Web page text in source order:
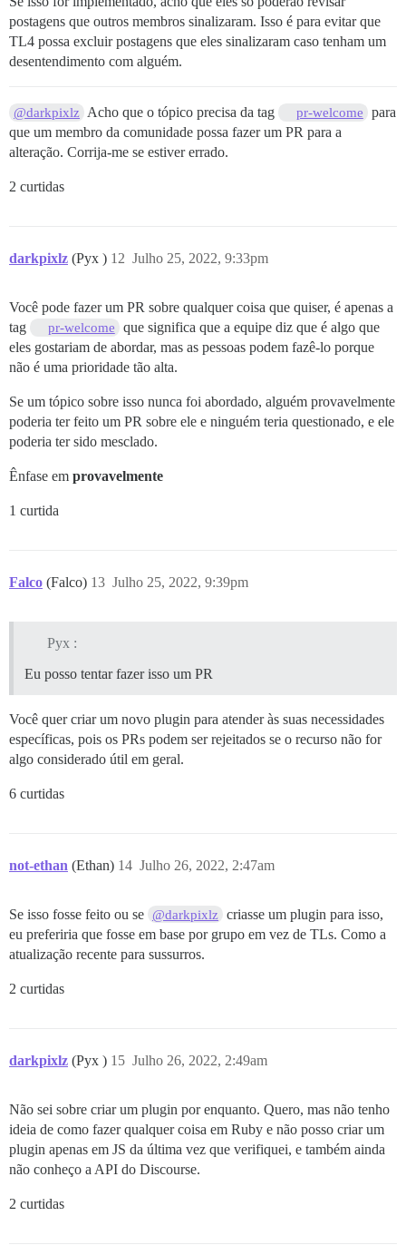
postagens que outros membros sinalizaram. Isso é para evitar que
TL4 possa excluir postagens que eles sinalizaram caso tenham um
desentendimento com alguém.
@darkpixlz Acho que o tópico precisa da tag pr-welcome
para
que um membro da comunidade possa fazer um PR para a
alteração. Corrija-me se estiver errado.
2 curtidas
darkpixlz (Pyx ) Julho 25, 2022, 9:33pm
12
Você pode fazer um PR sobre qualquer coisa que quiser, é apenas a
tag
pr-welcome
que significa que a equipe diz que é algo que
eles gostariam de abordar, mas as pessoas podem fazê-lo porque
não é uma prioridade tão alta.
Se um tópico sobre isso nunca foi abordado, alguém provavelmente
poderia ter feito um PR sobre ele e ninguém teria questionado, e ele
poderia ter sido mesclado.
Ênfase em provavelmente
1 curtida
Falco (Falco) Julho 25, 2022, 9:39pm
13
Pyx :
Eu posso tentar fazer isso um PR
Você quer criar um novo plugin para atender às suas necessidades
específicas, pois os PRs podem ser rejeitados se o recurso não for
algo considerado útil em geral.
6 curtidas
not-ethan (Ethan) Julho 26, 2022, 2:47am
14
Se isso fosse feito ou se @darkpixlz criasse um plugin para isso,
eu preferiria que fosse em base por grupo em vez de TLs. Como a
atualização recente para sussurros.
2 curtidas
darkpixlz (Pyx ) Julho 26, 2022, 2:49am
15
Não sei sobre criar um plugin por enquanto. Quero, mas não tenho
ideia de como fazer qualquer coisa em Ruby e não posso criar um
plugin apenas em JS da última vez que verifiquei, e também ainda
não conheço a API do Discourse.
2 curtidas